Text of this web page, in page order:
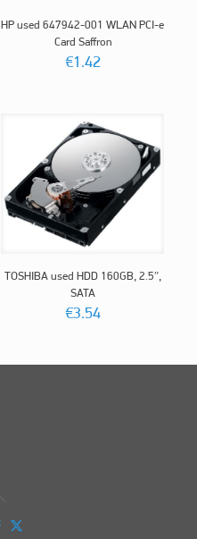
HP used 647942-001 WLAN PCI-e
Card Saffron
€1.42
TOSHIBA used HDD 160GB, 2.5″,
SATA
€3.54